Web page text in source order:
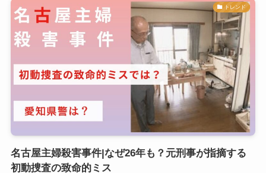
トレンド
名古屋主婦殺害事件|なぜ26年も？元刑事が指摘する
初動捜査の致命的ミス